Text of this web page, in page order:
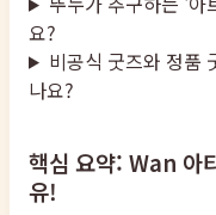
요?
비공식 굿즈와 정품
나요?
핵심 요약: Wan 아
유!